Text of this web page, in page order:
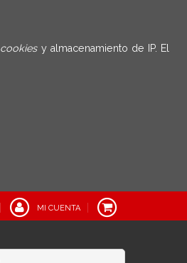
cookies y almacenamiento de IP. El
MI CUENTA